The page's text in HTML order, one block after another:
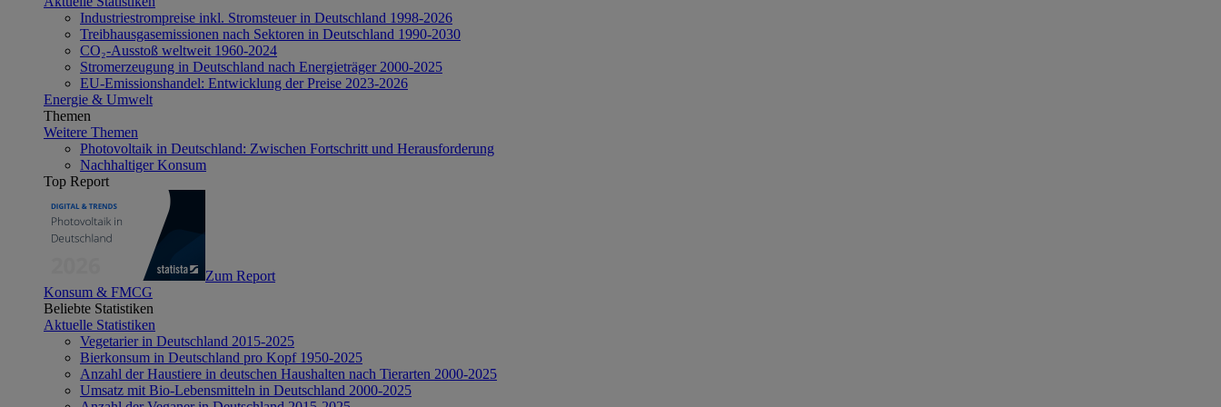
Industriestrompreise inkl. Stromsteuer in Deutschland 1998-2026
Treibhausgasemissionen nach Sektoren in Deutschland 1990-2030
CO₂-Ausstoß weltweit 1960-2024
Stromerzeugung in Deutschland nach Energieträger 2000-2025
EU-Emissionshandel: Entwicklung der Preise 2023-2026
Energie & Umwelt
Themen
Weitere Themen
Photovoltaik in Deutschland: Zwischen Fortschritt und Herausforderung
Nachhaltiger Konsum
Top Report
Zum Report
Konsum & FMCG
Beliebte Statistiken
Aktuelle Statistiken
Vegetarier in Deutschland 2015-2025
Bierkonsum in Deutschland pro Kopf 1950-2025
Anzahl der Haustiere in deutschen Haushalten nach Tierarten 2000-2025
Umsatz mit Bio-Lebensmitteln in Deutschland 2000-2025